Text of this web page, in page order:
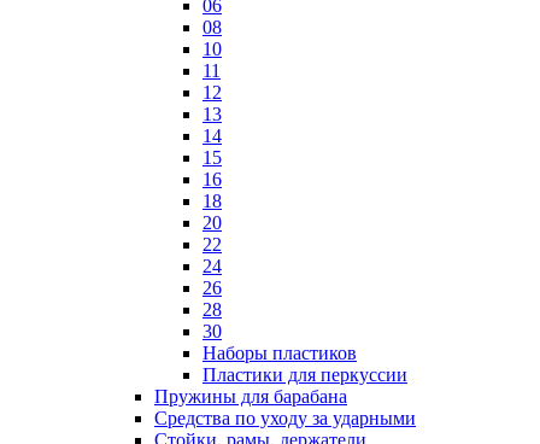
06
08
10
11
12
13
14
15
16
18
20
22
24
26
28
30
Наборы пластиков
Пластики для перкуссии
Пружины для барабана
Средства по уходу за ударными
Стойки, рамы, держатели